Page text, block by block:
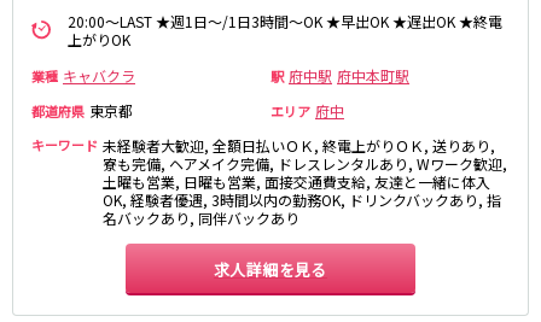
20:00～LAST ★週1日～/1日3時間～OK ★早出OK ★遅出OK ★終電
上がりOK
業種 キャバクラ 駅 府中駅 府中本町駅
都道府県 東京都 エリア 府中
キーワード 未経験者大歓迎, 全額日払いＯＫ, 終電上がりＯＫ, 送りあり,
寮も完備, ヘアメイク完備, ドレスレンタルあり, Wワーク歓迎,
土曜も営業, 日曜も営業, 面接交通費支給, 友達と一緒に体入
OK, 経験者優遇, 3時間以内の勤務OK, ドリンクバックあり, 指
名バックあり, 同伴バックあり
求人詳細を見る
立川駅
川崎駅
府中本町駅
武蔵新城駅
登戸駅
稲田堤駅
JR横須賀線
新橋駅
横浜駅
大船駅
東戸塚駅